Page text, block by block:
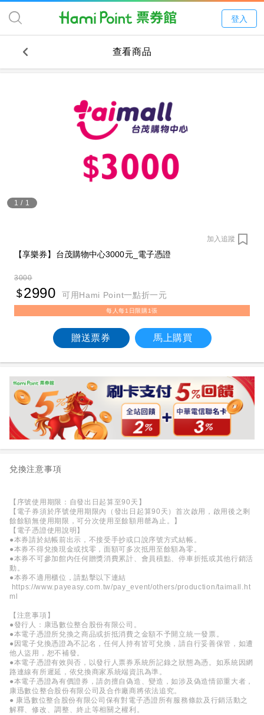
登入
查看商品
1 / 1
加入追蹤
【享樂券】台茂購物中心3000元_電子憑證
3000
2990 可用Hami Point一點折一元
每人每1日限購1張
贈送票券 馬上購買
兌換注意事項
【序號使用期限：自發出日起算至90天】
【電子券須於序號使用期限內（發出日起算90天）首次啟用，啟用後之剩
餘餘額無使用期限，可分次使用至餘額用罄為止。】
【電子憑證使用說明】
●本券請於結帳前出示，不接受手抄或口說序號方式結帳。
●本券不得兌換現金或找零，面額可多次抵用至餘額為零。
●本券不可參加館內任何贈獎消費累計、會員積點、停車折抵或其他行銷活
動。
●本券不適用櫃位，請點擊以下連結
https://www.payeasy.com.tw/pay_event/others/production/taimall.ht
ml
【注意事項】
●發行人：康迅數位整合股份有限公司。
●本電子憑證所兌換之商品或折抵消費之金額不予開立統一發票。
●因電子兌換憑證為不記名，任何人持有皆可兌換，請自行妥善保管，如遭
他人盜用，恕不補發。
●本電子憑證有效與否，以發行人票券系統所記錄之狀態為憑。如系統因網
路連線有所遲延，依兌換商家系統端資訊為準。
●本電子憑證為有價證券，請勿擅自偽造、變造，如涉及偽造情節重大者，
康迅數位整合股份有限公司及合作廠商將依法追究。
● 康迅數位整合股份有限公司保有對電子憑證所有服務條款及行銷活動之
解釋、修改、調整、終止等相關之權利。